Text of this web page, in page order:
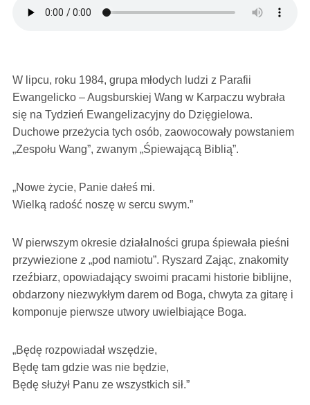
W lipcu, roku 1984, grupa młodych ludzi z Parafii
Ewangelicko – Augsburskiej Wang w Karpaczu wybrała
się na Tydzień Ewangelizacyjny do Dzięgielowa.
Duchowe przeżycia tych osób, zaowocowały powstaniem
„Zespołu Wang”, zwanym „Śpiewającą Biblią”.
„Nowe życie, Panie dałeś mi.
Wielką radość noszę w sercu swym.”
W pierwszym okresie działalności grupa śpiewała pieśni
przywiezione z „pod namiotu”. Ryszard Zając, znakomity
rzeźbiarz, opowiadający swoimi pracami historie biblijne,
obdarzony niezwykłym darem od Boga, chwyta za gitarę i
komponuje pierwsze utwory uwielbiające Boga.
„Będę rozpowiadał wszędzie,
Będę tam gdzie was nie będzie,
Będę służył Panu ze wszystkich sił.”